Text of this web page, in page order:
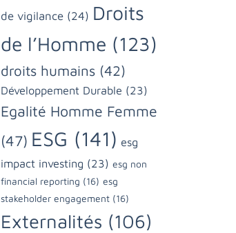
de vigilance (24) Droits
de l’Homme (123)
droits humains (42)
Développement Durable (23)
Egalité Homme Femme
(47) ESG (141) esg
impact investing (23) esg non
financial reporting (16) esg
stakeholder engagement (16)
Externalités (106)